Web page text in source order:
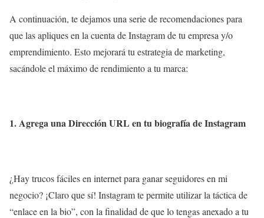
A continuación, te dejamos una serie de recomendaciones para
que las apliques en la cuenta de Instagram de tu empresa y/o
emprendimiento. Esto mejorará tu estrategia de marketing,
sacándole el máximo de rendimiento a tu marca:
1. Agrega una Dirección URL en tu biografía de Instagram
¿Hay trucos fáciles en internet para ganar seguidores en mi
negocio? ¡Claro que sí! Instagram te permite utilizar la táctica de
“enlace en la bio”, con la finalidad de que lo tengas anexado a tu